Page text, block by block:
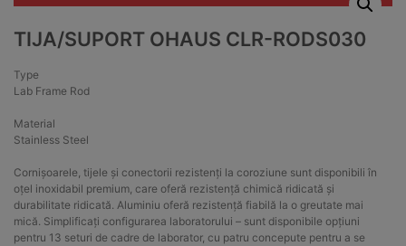
TIJA/SUPORT OHAUS CLR-RODS030
Type
Lab Frame Rod
Material
Stainless Steel
Cornișoarele, tijele și conectorii rezistenți la coroziune sunt disponibili în
oțel inoxidabil premium, care oferă rezistență chimică ridicată și
durabilitate ridicată. Aluminiu oferă rezistență fiabilă la o greutate mai
mică. Simplificați configurarea laboratorului – sunt disponibile opțiuni
pentru 13 seturi de cadre de laborator, cu patru concepute pentru a se